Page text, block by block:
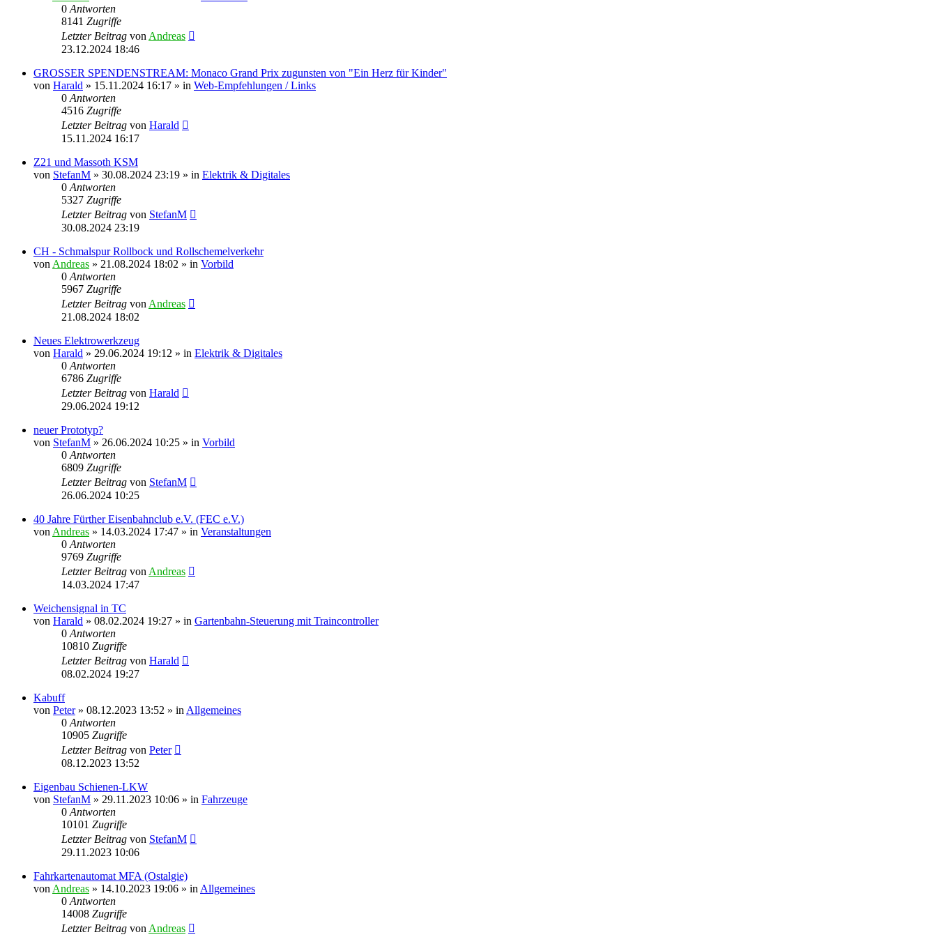
0 Antworten
8141 Zugriffe
Letzter Beitrag von Andreas
23.12.2024 18:46
GROSSER SPENDENSTREAM: Monaco Grand Prix zugunsten von "Ein Herz für Kinder"
von Harald » 15.11.2024 16:17 » in Web-Empfehlungen / Links
0 Antworten
4516 Zugriffe
Letzter Beitrag von Harald
15.11.2024 16:17
Z21 und Massoth KSM
von StefanM » 30.08.2024 23:19 » in Elektrik & Digitales
0 Antworten
5327 Zugriffe
Letzter Beitrag von StefanM
30.08.2024 23:19
CH - Schmalspur Rollbock und Rollschemelverkehr
von Andreas » 21.08.2024 18:02 » in Vorbild
0 Antworten
5967 Zugriffe
Letzter Beitrag von Andreas
21.08.2024 18:02
Neues Elektrowerkzeug
von Harald » 29.06.2024 19:12 » in Elektrik & Digitales
0 Antworten
6786 Zugriffe
Letzter Beitrag von Harald
29.06.2024 19:12
neuer Prototyp?
von StefanM » 26.06.2024 10:25 » in Vorbild
0 Antworten
6809 Zugriffe
Letzter Beitrag von StefanM
26.06.2024 10:25
40 Jahre Fürther Eisenbahnclub e.V. (FEC e.V.)
von Andreas » 14.03.2024 17:47 » in Veranstaltungen
0 Antworten
9769 Zugriffe
Letzter Beitrag von Andreas
14.03.2024 17:47
Weichensignal in TC
von Harald » 08.02.2024 19:27 » in Gartenbahn-Steuerung mit Traincontroller
0 Antworten
10810 Zugriffe
Letzter Beitrag von Harald
08.02.2024 19:27
Kabuff
von Peter» 08.12.2023 13:52 » in Allgemeines
0 Antworten
10905 Zugriffe
Letzter Beitrag von Peter
08.12.2023 13:52
Eigenbau Schienen-LKW
von StefanM » 29.11.2023 10:06 » in Fahrzeuge
0 Antworten
10101 Zugriffe
Letzter Beitrag von StefanM
29.11.2023 10:06
Fahrkartenautomat MFA (Ostalgie)
von Andreas » 14.10.2023 19:06 » in Allgemeines
0 Antworten
14008 Zugriffe
Letzter Beitrag von Andreas